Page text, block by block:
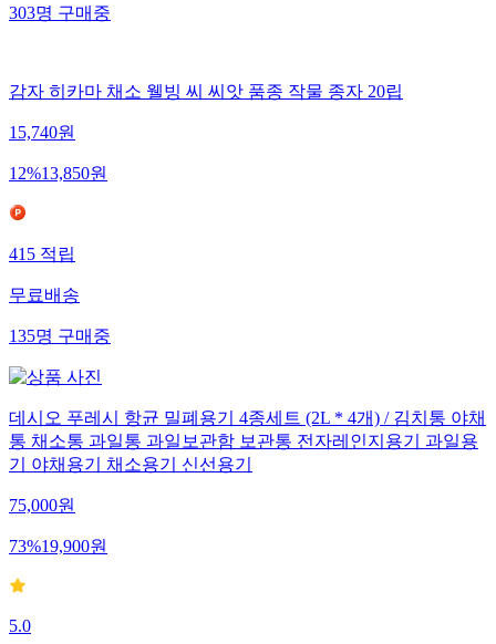
303명구매중
감자 히카마 채소 웰빙 씨 씨앗 품종 작물 종자 20립
15,740원
12%13,850원
415적립
무료배송
135명구매중
데시오 푸레시 항균 밀폐용기 4종세트 (2L * 4개) / 김치통 야채
통 채소통 과일통 과일보관함 보관통 전자레인지용기 과일용
기 야채용기 채소용기 신선용기
75,000원
73%19,900원
5.0